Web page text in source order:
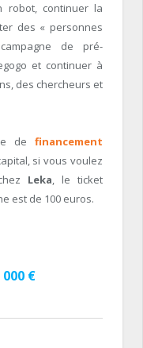
robot, continuer la
des « personnes
de pré-
et continuer à
des chercheurs et
de financement
si vous voulez
Leka, le ticket
est de 100 euros.
000 €